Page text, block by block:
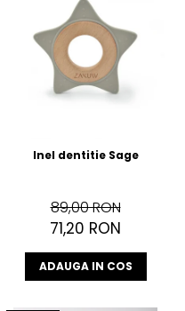
Inel dentitie Sage
89,00 RON
71,20 RON
ADAUGA IN COS